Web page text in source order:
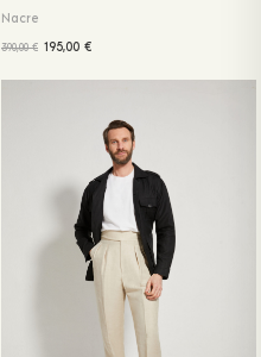
Nacre
390,00€ 195,00 €